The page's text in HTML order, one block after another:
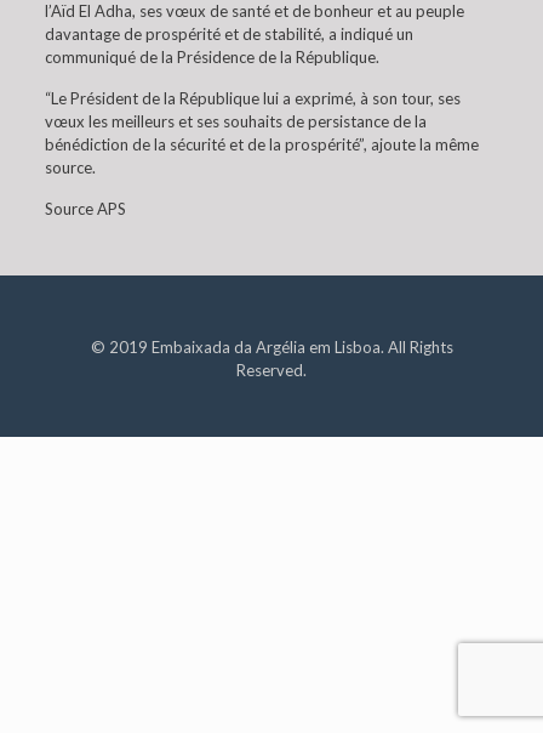
l’Aïd El Adha, ses vœux de santé et de bonheur et au peuple
davantage de prospérité et de stabilité, a indiqué un
communiqué de la Présidence de la République.
“Le Président de la République lui a exprimé, à son tour, ses
vœux les meilleurs et ses souhaits de persistance de la
bénédiction de la sécurité et de la prospérité”, ajoute la même
source.
Source APS
© 2019 Embaixada da Argélia em Lisboa. All Rights
Reserved.